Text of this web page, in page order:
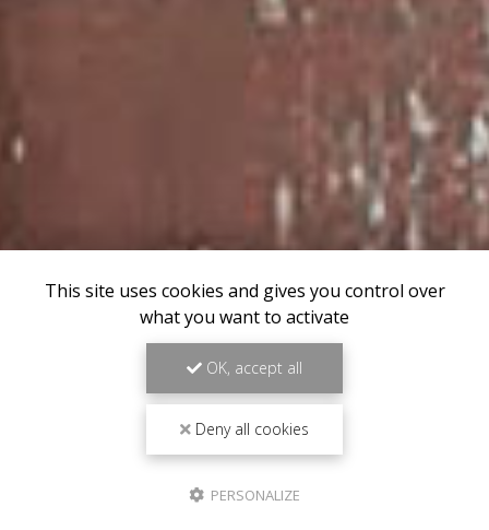
This site uses cookies and gives you control over
what you want to activate
OK, accept all
Deny all cookies
PERSONALIZE